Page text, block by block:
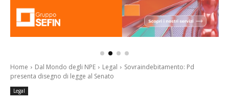
Home Dal Mondo degli NPE Legal
Sovraindebitamento: Pd
presenta disegno di legge al Senato
Legal